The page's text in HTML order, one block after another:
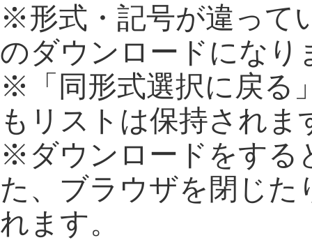
※形式・記号が違って
のダウンロードになり
※「同形式選択に戻る
もリストは保持されま
※ダウンロードをする
た、ブラウザを閉じた
れます。